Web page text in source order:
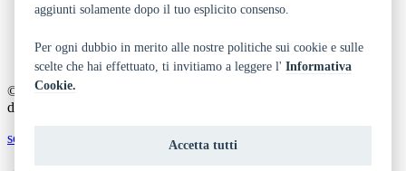
Dichiarazione di accessibilità
Note legali e crediti
Art Bonus
© 2014 - 2026 TrentinoCultura - Ideazione e coordinamento a cura
del Dipartimento Cultura, Turismo, Promozione e Sport
scrivi alla redazione
aggiunti solamente dopo il tuo esplicito consenso.
Per ogni dubbio in merito alle nostre politiche sui cookie e sulle
scelte che hai effettuato, ti invitiamo a leggere l'Informativa
Cookie.
Accetta tutti